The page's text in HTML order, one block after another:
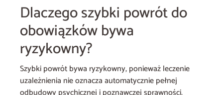
Dlaczego szybki powrót do
obowiązków bywa
ryzykowny?
Szybki powrót bywa ryzykowny, ponieważ leczenie
uzależnienia nie oznacza automatycznie pełnej